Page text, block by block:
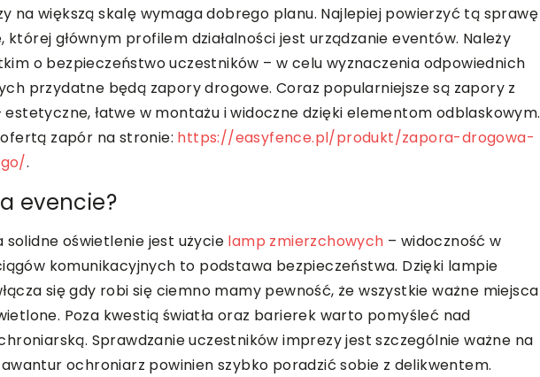
na większą skalę wymaga dobrego planu. Najlepiej powierzyć tą sprawę
głównym profilem działalności jest urządzanie eventów. Należy
o bezpieczeństwo uczestników – w celu wyznaczenia odpowiednich
przydatne będą zapory drogowe. Coraz popularniejsze są zapory z
łatwe w montażu i widoczne dzięki elementom odblaskowym.
zapór na stronie: https://easyfence.pl/produkt/zapora-drogowa-
.
evencie?
oświetlenie jest użycie lamp zmierzchowych – widoczność w
komunikacyjnych to podstawa bezpieczeństwa. Dzięki lampie
się gdy robi się ciemno mamy pewność, że wszystkie ważne miejsca
Poza kwestią światła oraz barierek warto pomyśleć nad
Sprawdzanie uczestników imprezy jest szczególnie ważne na
ochroniarz powinien szybko poradzić sobie z delikwentem.